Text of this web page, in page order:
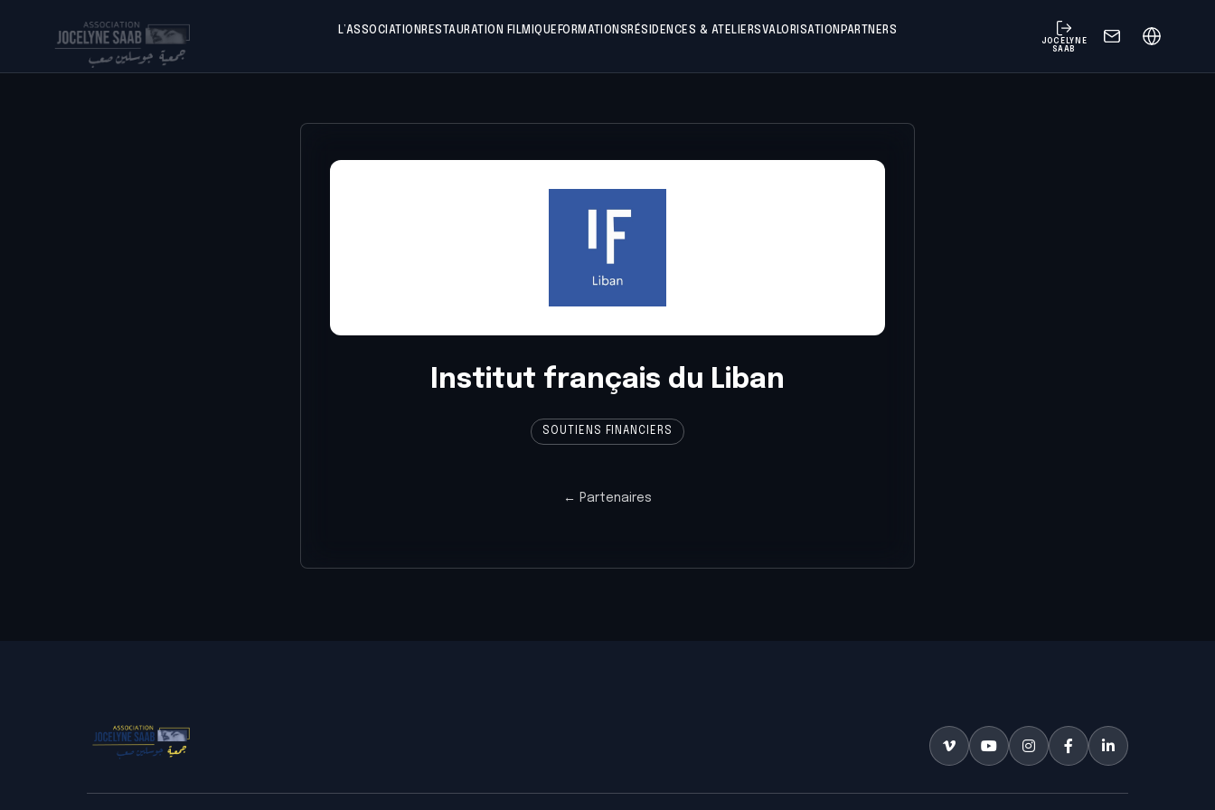
L’ASSOCIATION RESTAURATION FILMIQUE FORMATIONS RÉSIDENCES & ATELIERSVALORISATION PARTNERS
JOCELYNE
SAAB
Institut français du Liban
SOUTIENS FINANCIERS
← Partenaires